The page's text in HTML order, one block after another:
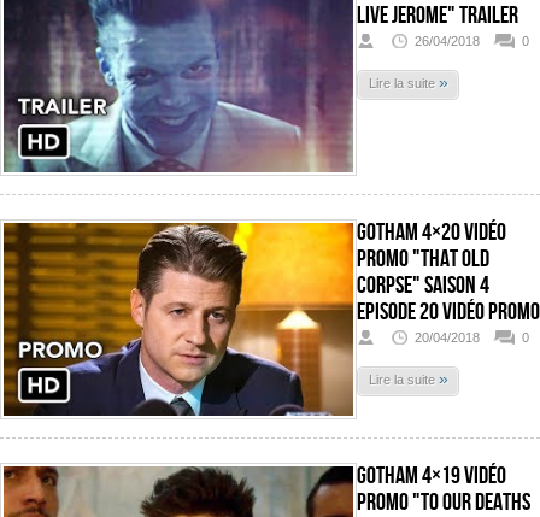
Live Jerome" Trailer
26/04/2018 0
Lire la suite »
Gotham 4×20 Vidéo
promo "That Old
Corpse" Saison 4
Episode 20 Vidéo promo
20/04/2018 0
Lire la suite »
Gotham 4×19 Vidéo
promo "To Our Deaths